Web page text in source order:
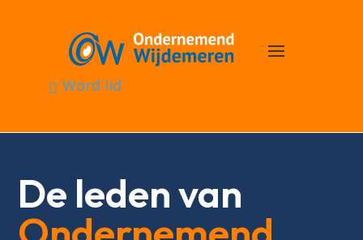
Word lid
De leden van